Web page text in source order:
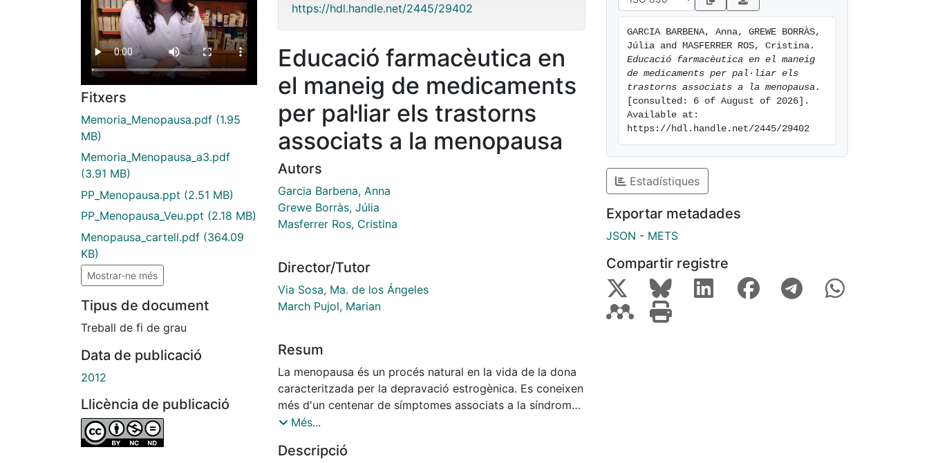
Fitxers
Memoria_Menopausa.pdf (1.95
MB)
Memoria_Menopausa_a3.pdf
(3.91 MB)
PP_Menopausa.ppt (2.51 MB)
PP_Menopausa_Veu.ppt (2.18 MB)
Menopausa_cartell.pdf (364.09
KB)
Mostrar-ne més
Tipus de document
Treball de fi de grau
Data de publicació
2012
Llicència de publicació
https://hdl.handle.net/2445/29402
Educació farmacèutica en
el maneig de medicaments
per pal·liar els trastorns
associats a la menopausa
Autors
Garcia Barbena, Anna
Grewe Borràs, Júlia
Masferrer Ros, Cristina
Director/Tutor
Via Sosa, Ma. de los Ángeles
March Pujol, Marian
Resum
La menopausa és un procés natural en la vida de la dona
caracteritzada per la depravació estrogènica. Es coneixen
més d'un centenar de símptomes associats a la síndrome.
Des d'ansietat, depressió, irritabilitat, més emotivitat o
molèsties i distensió abdominal, tensió mamària,
Més...
Descripció
GARCIA BARBENA, Anna, GREWE BORRÀS,
Educació farmacèutica en el maneig
de medicaments per pal·liar els
trastorns associats a la menopausa.
[consulted: 6 of August of 2026].
Available at:
https://hdl.handle.net/2445/29402
Estadístiques
Exportar metadades
JSON - METS
Compartir registre